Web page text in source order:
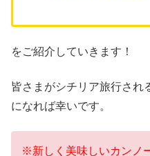
をご紹介していきます！
皆さまがシチリア旅行され
になれば幸いです。
※新しく美味しいカンノ